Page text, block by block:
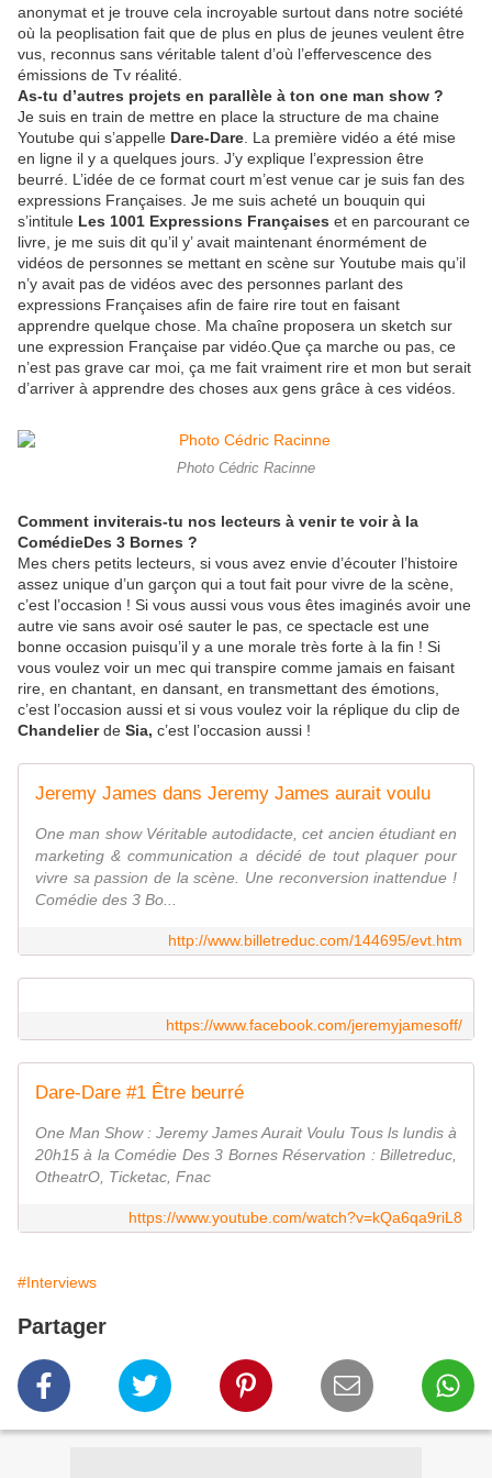
anonymat et je trouve cela incroyable surtout dans notre société
où la peoplisation fait que de plus en plus de jeunes veulent être
vus, reconnus sans véritable talent d’où l’effervescence des
émissions de Tv réalité.
As-tu d’autres projets en parallèle à ton one man show ?
Je suis en train de mettre en place la structure de ma chaine
Youtube qui s’appelle Dare-Dare . La première vidéo a été mise
en ligne il y a quelques jours. J’y explique l’expression être
beurré. L’idée de ce format court m’est venue car je suis fan des
expressions Françaises. Je me suis acheté un bouquin qui
s’intitule Les 1001 Expressions Françaises et en parcourant ce
livre, je me suis dit qu’il y’ avait maintenant énormément de
vidéos de personnes se mettant en scène sur Youtube mais qu’il
n’y avait pas de vidéos avec des personnes parlant des
expressions Françaises afin de faire rire tout en faisant
apprendre quelque chose. Ma chaîne proposera un sketch sur
une expression Française par vidéo.Que ça marche ou pas, ce
n’est pas grave car moi, ça me fait vraiment rire et mon but serait
d’arriver à apprendre des choses aux gens grâce à ces vidéos.
Photo Cédric Racinne
Comment inviterais-tu nos lecteurs à venir te voir à la
ComédieDes 3 Bornes ?
Mes chers petits lecteurs, si vous avez envie d’écouter l’histoire
assez unique d’un garçon qui a tout fait pour vivre de la scène,
c’est l’occasion ! Si vous aussi vous vous êtes imaginés avoir une
autre vie sans avoir osé sauter le pas, ce spectacle est une
bonne occasion puisqu’il y a une morale très forte à la fin ! Si
vous voulez voir un mec qui transpire comme jamais en faisant
rire, en chantant, en dansant, en transmettant des émotions,
c’est l’occasion aussi et si vous voulez voir la réplique du clip de
Chandelierde Sia, c’est l’occasion aussi !
Jeremy James dans Jeremy James aurait voulu
One man show Véritable autodidacte, cet ancien étudiant en
marketing & communication a décidé de tout plaquer pour
vivre sa passion de la scène. Une reconversion inattendue !
Comédie des 3 Bo...
http://www.billetreduc.com/144695/evt.htm
https://www.facebook.com/jeremyjamesoff/
Dare-Dare #1 Être beurré
One Man Show : Jeremy James Aurait Voulu Tous ls lundis à
20h15 à la Comédie Des 3 Bornes Réservation : Billetreduc,
OtheatrO, Ticketac, Fnac
https://www.youtube.com/watch?v=kQa6qa9riL8
#Interviews
Partager